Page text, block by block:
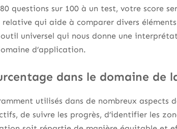
questions sur 100 à un test, votre score
relative qui aide à comparer divers
universel qui nous donne une
d’application.
dans le domaine de
utilisés dans de nombreux
de suivre les progrès, d’identifier les